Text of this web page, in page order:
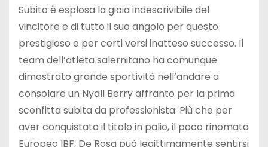
Subito è esplosa la gioia indescrivibile del
vincitore e di tutto il suo angolo per questo
prestigioso e per certi versi inatteso successo. Il
team dell’atleta salernitano ha comunque
dimostrato grande sportività nell’andare a
consolare un Nyall Berry affranto per la prima
sconfitta subita da professionista. Più che per
aver conquistato il titolo in palio, il poco rinomato
Europeo IBF, De Rosa può legittimamente sentirsi